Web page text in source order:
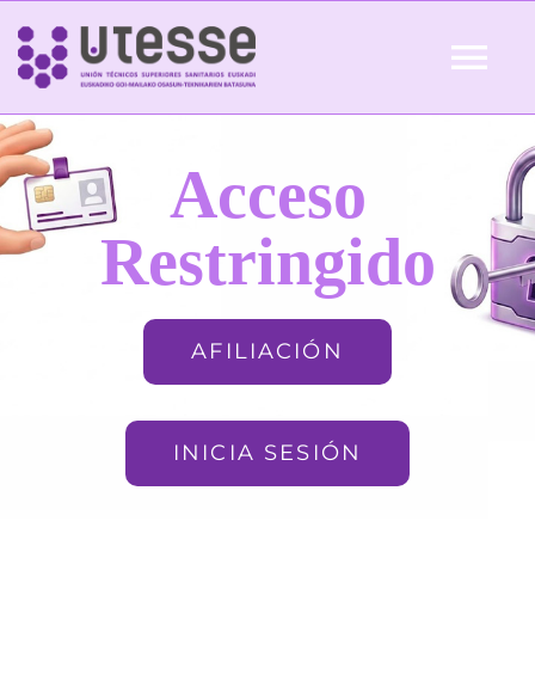
Skip
content
Inicio
QUIÉNES SOMOS Acceso
Restringido
AFILIACIÓN
INICIA SESIÓN